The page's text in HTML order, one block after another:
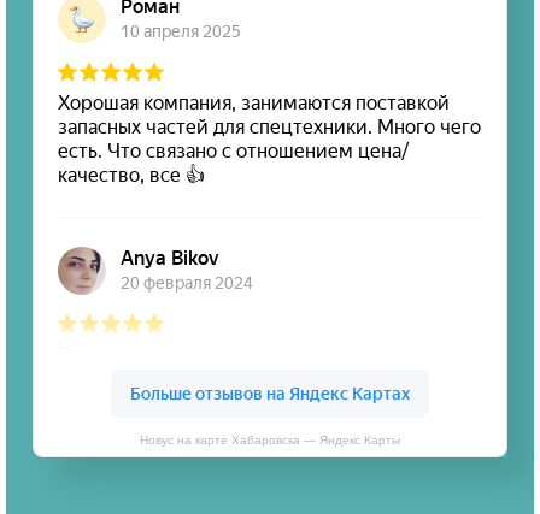
Новус на карте Хабаровска — Яндекс Карты